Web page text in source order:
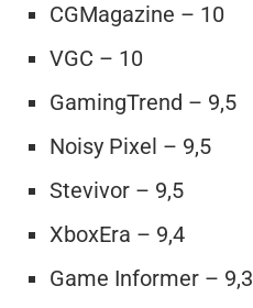
CGMagazine – 10
VGC – 10
GamingTrend – 9,5
Noisy Pixel – 9,5
Stevivor – 9,5
XboxEra – 9,4
Game Informer – 9,3